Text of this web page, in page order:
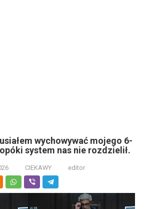
wychowywać mojego 6-
system nas nie rozdzielił.
CIEKAWY editor